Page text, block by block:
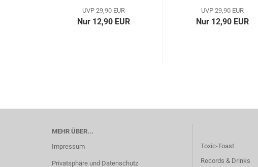
UVP 29,90 EUR
Nur 12,90 EUR
UVP 29,90 EUR
Nur 12,90 EUR
MEHR ÜBER...
Impressum
Privatsphäre und Datenschutz
Toxic-Toast
Records & Drinks